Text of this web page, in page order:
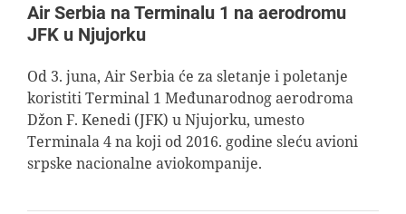
GEOGRAPHICA
AVIOPEDIA
SPECIJAL
Air Serbia na Terminalu 1 na aerodromu
JFK u Njujorku
Od 3. juna, Air Serbia će za sletanje i poletanje
koristiti Terminal 1 Međunarodnog aerodroma
Džon F. Kenedi (JFK) u Njujorku, umesto
Terminala 4 na koji od 2016. godine sleću avioni
srpske nacionalne aviokompanije.